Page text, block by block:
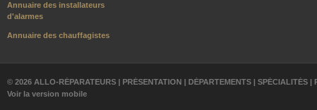
Annuaire des installateurs
d'alarmes
Annuaire des chauffagistes
© 2026 ALLO-RÉPARATEURS | PRÉSENTATION | DÉPARTEMENTS | SPÉCIALITÉS |
Voir la version mobile